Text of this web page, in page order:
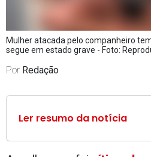
Mulher atacada pelo companheiro
segue em estado grave - Foto:
Por Redação
Ler resumo da notícia